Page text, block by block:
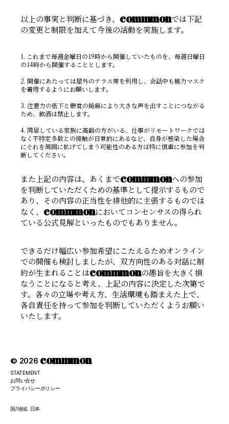
以上の事実と判断に基づき、 commmonでは下記
の変更と制限を加えて今後の活動を実施します。
1. これまで毎週金曜日の19時から開催していたものを、毎週日曜日
の14時から開催することとします。
2. 開催にあたっては屋外のテラス席を利用し、会話中も極力マスク
を着用するようにお願いします。
3. 注意力の低下と聴覚の鈍麻により大きな声を出すことにつながる
ため、飲酒は禁止します。
4. 同居している家族に高齢の方がいる、仕事がリモートワークでは
なく不特定多数との接触が日常的にあるなど、自身が感染した場合
にそれを周囲に拡げてしまう可能性のある方は特に慎重に参加を判
断してください。
また上記の内容は、あくまでcommmonへの参加
を判断していただくための基準として提示するもので
あり、その内容の正当性を排他的に主張するものでは
なく、 commmonにおいてコンセンサスの得られ
ている公式見解といったものでもありません。
できるだけ幅広い参加希望にこたえるためオンライン
での開催も検討しましたが、双方向性のある対話に制
約が生まれることはcommmonの趣旨を大きく損
なうことになると考え、上記の内容に決定した次第で
す。各々の立場や考え方、生活環境も踏まえた上で、
各自責任を持って参加を判断していただくようお願い
いたします。
© 2026 commmon
STATEMENT
お問い合せ
プライバシーポリシー
国/地域: 日本